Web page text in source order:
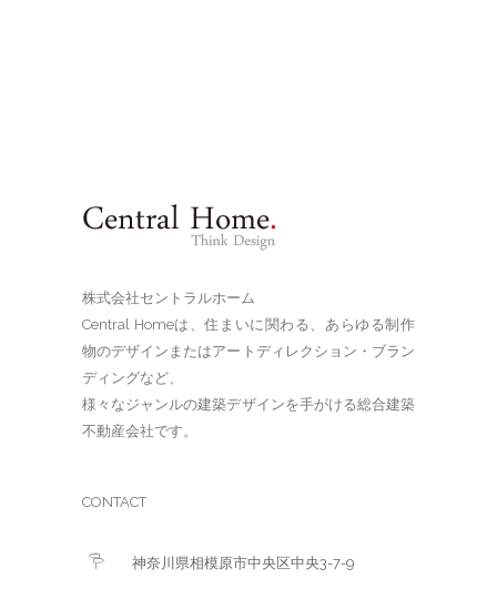
株式会社セントラルホーム
Central Homeは、住まいに関わる、あらゆる制作
物のデザインまたはアートディレクション・ブラン
ディングなど、
様々なジャンルの建築デザインを手がける総合建築
不動産会社です。
CONTACT
神奈川県相模原市中央区中央3-7-9